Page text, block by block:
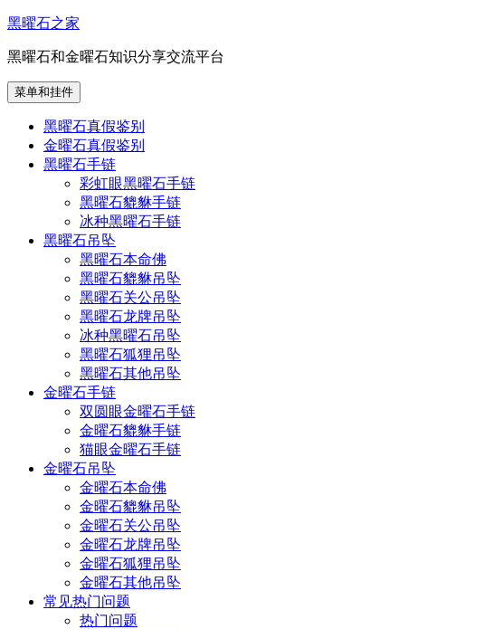
跳
内
容
黑曜石之家
黑曜石和金曜石知识分享交流平台
菜单和挂件
黑曜石真假鉴别
金曜石真假鉴别
黑曜石手链
彩虹眼黑曜石手链
黑曜石貔貅手链
冰种黑曜石手链
黑曜石吊坠
黑曜石本命佛
黑曜石貔貅吊坠
黑曜石关公吊坠
黑曜石龙牌吊坠
冰种黑曜石吊坠
黑曜石狐狸吊坠
黑曜石其他吊坠
金曜石手链
双圆眼金曜石手链
金曜石貔貅手链
猫眼金曜石手链
金曜石吊坠
金曜石本命佛
金曜石貔貅吊坠
金曜石关公吊坠
金曜石龙牌吊坠
金曜石狐狸吊坠
金曜石其他吊坠
常见热门问题
热门问题